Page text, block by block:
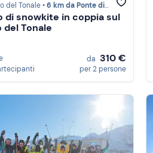
del Tonale •6 km da Ponte di Legno
di snowkite in coppia sul
del Tonale
da 310 €
per 2 persone